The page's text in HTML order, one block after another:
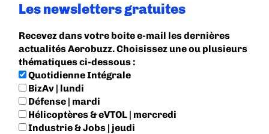
Les newsletters gratuites
Recevez dans votre boite e-mail les dernières
actualités Aerobuzz. Choisissez une ou plusieurs
thématiques ci-dessous :
Quotidienne Intégrale
BizAv | lundi
Défense | mardi
Hélicoptères & eVTOL | mercredi
Industrie & Jobs | jeudi